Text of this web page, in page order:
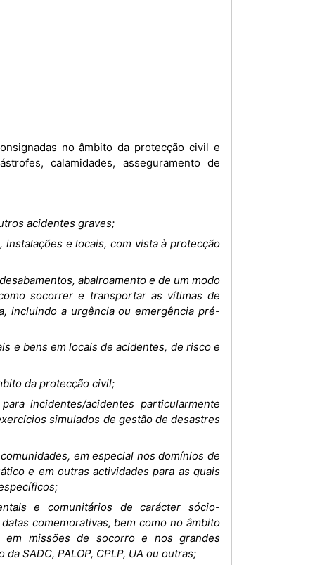
calamidades, asseguramento de
acidentes graves;
e locais, com vista à protecção
abalroamento e de um modo
socorrer e transportar as vítimas de
incluindo a urgência ou emergência pré-
e bens em locais de acidentes, de risco e
da protecção civil;
incidentes/acidentes particularmente
simulados de gestão de desastres
em especial nos domínios de
e em outras actividades para as quais
e comunitários de carácter sócio-
comemorativas, bem como no âmbito
em missões de socorro e nos grandes
SADC, PALOP, CPLP, UA ou outras;